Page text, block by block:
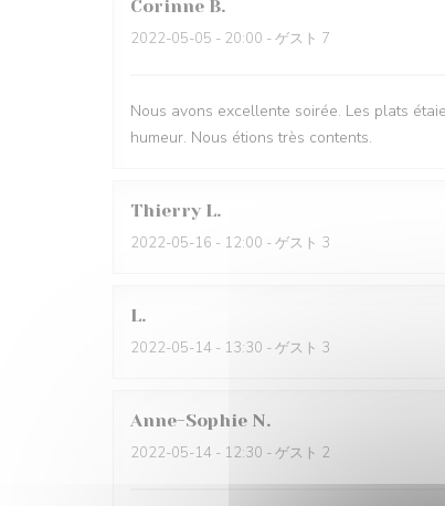
Corinne B
2022-05-05 - 20:00 - ゲスト 7
Nous avons excellente soirée. Les plats
humeur. Nous étions très contents.
Thierry L
2022-05-16 - 12:00 - ゲスト 3
L
2022-05-14 - 13:30 - ゲスト 3
Anne-Sophie N
2022-05-14 - 12:30 - ゲスト 2